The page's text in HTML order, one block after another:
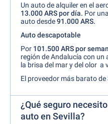
Un auto de alquiler en el
13.000 ARS por día. Por
auto desde91.000 ARS.
Auto descapotable
Por 101.500 ARS por
región de Andalucía con
la brisa del mar y del olor a
El proveedor más barato de
¿Qué seguro
auto en Sevilla?